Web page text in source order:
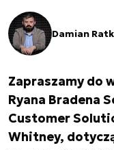
Damian
Zapraszamy do
Ryana Bradena
Customer
Whitney,